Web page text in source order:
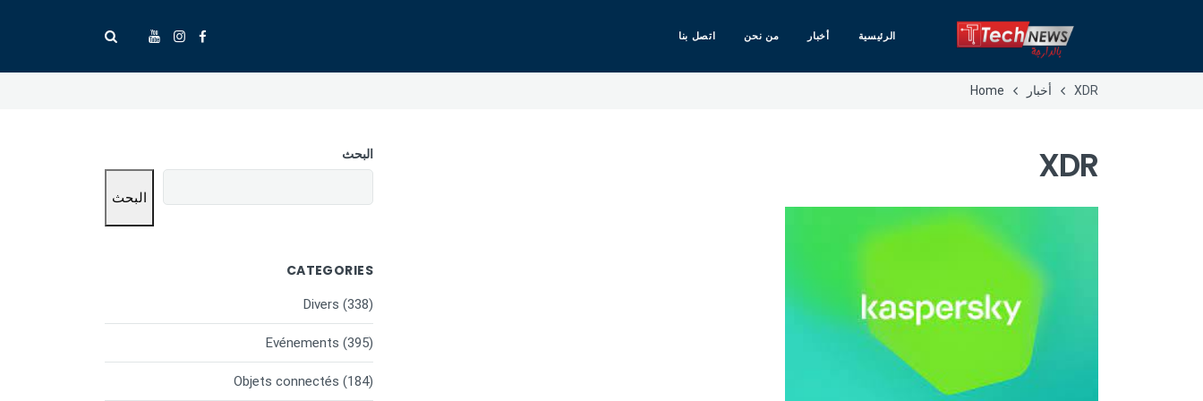
الرئيسية أخبار من نحن اتصل بنا
XDR أخبار Home
XDR البحث
البحث
CATEGORIES
Divers (338)
Evénements (395)
Objets connectés (184)